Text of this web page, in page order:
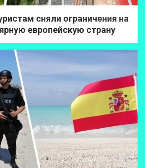
сняли ограничения на
европейскую страну